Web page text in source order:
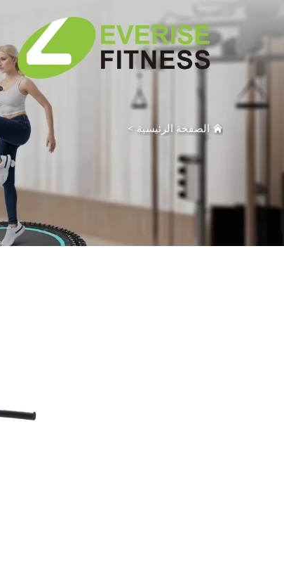
الصفحة الرئيسية >